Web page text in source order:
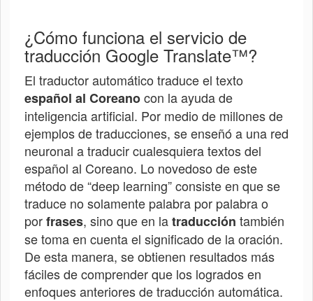
¿Cómo funciona el servicio de
traducción Google Translate™?
El traductor automático traduce el texto
español al Coreanocon la ayuda de
inteligencia artificial. Por medio de millones de
ejemplos de traducciones, se enseñó a una red
neuronal a traducir cualesquiera textos del
español al Coreano. Lo novedoso de este
método de “deep learning” consiste en que se
traduce no solamente palabra por palabra o
porfrases, sino que en latraducción también
se toma en cuenta el significado de la oración.
De esta manera, se obtienen resultados más
fáciles de comprender que los logrados en
enfoques anteriores de traducción automática.